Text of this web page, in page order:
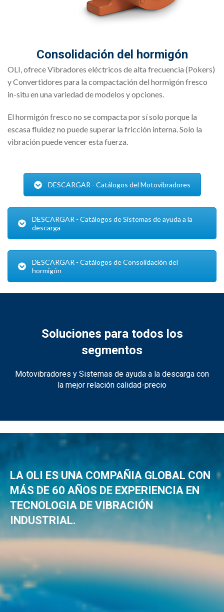
Consolidación del hormigón
OLI, ofrece Vibradores eléctricos de alta frecuencia (Pokers)
y Convertidores para la compactación del hormigón fresco
in-situ en una variedad de modelos y opciones.
El hormigón fresco no se compacta por sí solo porque la
escasa fluidez no puede superar la fricción interna. Solo la
vibración puede vencer esta fuerza.
DESCARGAR - Catálogos del Motovibradores
DESCARGAR - Catálogos de Sistemas de ayuda a la
descarga
DESCARGAR - Catálogos de Consolidación del
hormigón
Soluciones para todos los
segmentos
Motovibradores y Sistemas de ayuda a la descarga con
la mejor relación calidad-precio
LA OLI ES UNA COMPAÑIA GLOBAL CON
MÁS DE 60 AÑOS DE EXPERIENCIA EN
TECNOLOGIA DE VIBRACIÓN
INDUSTRIAL.